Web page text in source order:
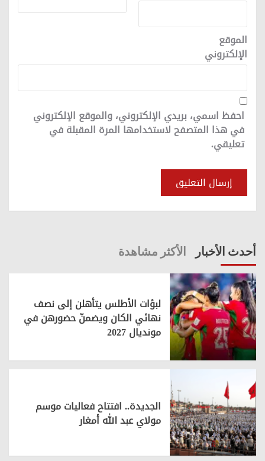
الموقع
الإلكتروني
احفظ اسمي، بريدي الإلكتروني، والموقع الإلكتروني
في هذا المتصفح لاستخدامها المرة المقبلة في
تعليقي.
أحدث الأخبار الأكثر مشاهدة
لبؤات الأطلس يتأهلن إلى نصف
نهائي الكان ويضمنّ حضورهن في
مونديال 2027
الجديدة.. افتتاح فعاليات موسم
مولاي عبد الله أمغار